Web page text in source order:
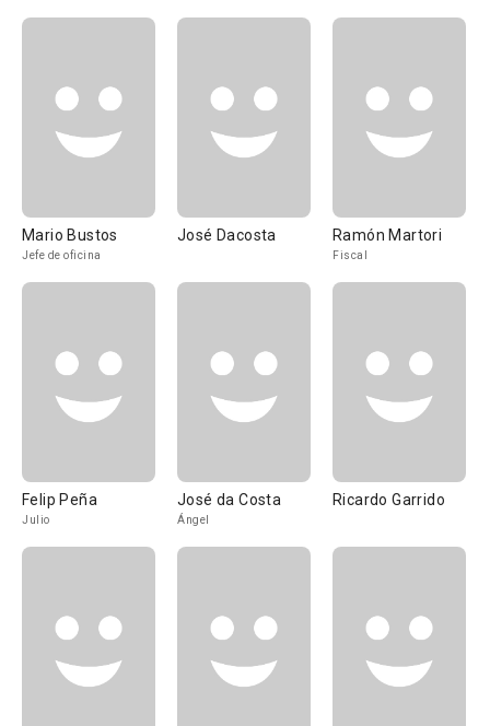
Mario Bustos
Jefe de oficina
José Dacosta Ramón Martori
Fiscal
Felip Peña
Julio
José da Costa
Ángel
Ricardo Garrido